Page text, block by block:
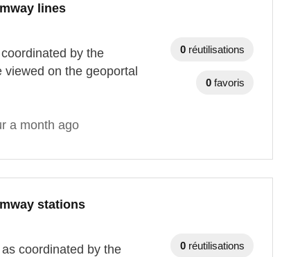
lines
by the
on the geoportal
a month ago
0 réutilisations
0 favoris
stations
coordinated by the
0 réutilisations